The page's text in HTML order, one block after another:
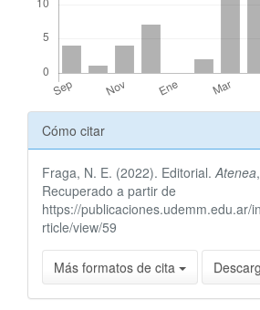
Detalles
del
artículo
Cómo citar
Fraga, N. E. (2022). Editorial.Atenea
Recuperado a partir de
https://publicaciones.udemm.edu.ar/
rticle/view/59
Más formatos de cita